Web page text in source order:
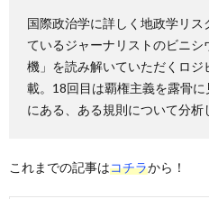
国際政治学に詳しく地政学リ
ているジャーナリストのビニ
機」を読み解いていただくロ
載。18回目は覇権主義を露骨
にある、ある規則について分析
これまでの記事はコチラから！